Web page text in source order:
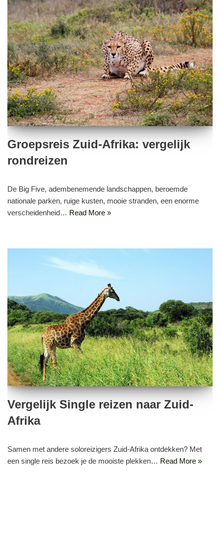
Groepsreis Zuid-Afrika: vergelijk
rondreizen
De Big Five, adembenemende landschappen, beroemde
nationale parken, ruige kusten, mooie stranden, een enorme
verscheidenheid… Read More »
Vergelijk Single reizen naar Zuid-
Afrika
Samen met andere soloreizigers Zuid-Afrika ontdekken? Met
een single reis bezoek je de mooiste plekken… Read More »